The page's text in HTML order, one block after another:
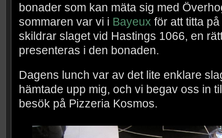
bonader som kan mäta sig med
sommaren var vi i Bayeux för att titta på
skildrar slaget vid Hastings 1066, en
presenteras i den bonaden.
Dagens lunch var av det lite enklare
hämtade upp mig, och vi begav oss in
besök på Pizzeria Kosmos.